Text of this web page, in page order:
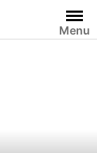
Menu